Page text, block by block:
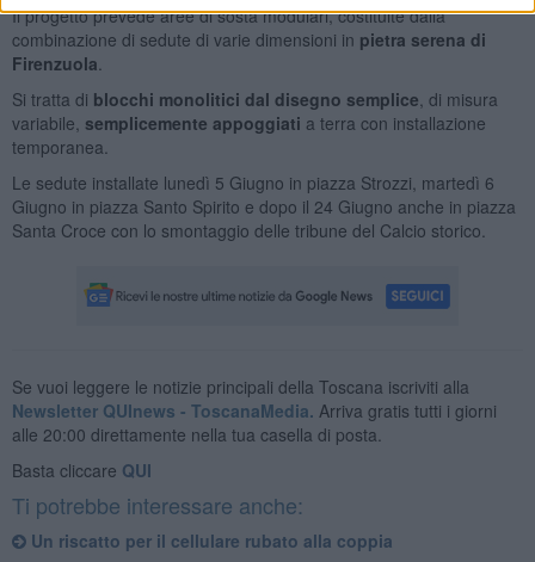
Il progetto prevede aree di sosta modulari, costituite dalla
combinazione di sedute di varie dimensioni in pietra serena di
Firenzuola
Si tratta di blocchi monolitici dal disegno semplice , di misura
variabile, semplicemente appoggiati a terra con installazione
temporanea.
Le sedute installate lunedì 5 Giugno in piazza Strozzi, martedì 6
Giugno in piazza Santo Spirito e dopo il 24 Giugno anche in piazza
Santa Croce con lo smontaggio delle tribune del Calcio storico.
Se vuoi leggere le notizie principali della Toscana iscriviti alla
Newsletter QUInews - ToscanaMedia. Arriva gratis tutti i giorni
alle 20:00 direttamente nella tua casella di posta.
Basta cliccare QUI
Ti potrebbe interessare anche:
Un riscatto per il cellulare rubato alla coppia